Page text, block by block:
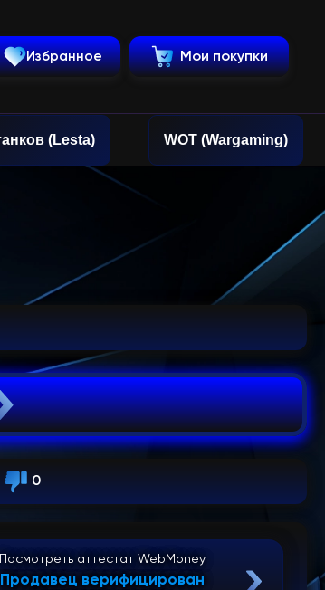
Избранное Мои покупки
(Lesta) WOT (Wargaming)
0
Посмотреть аттестат WebMoney
Продавец верифицирован